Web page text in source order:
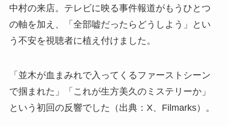
中村の来店。テレビに映る事件報道がもうひとつ
の軸を加え、「全部嘘だったらどうしよう」とい
う不安を視聴者に植え付けました。
「並木が血まみれで入ってくるファーストシーン
で掴まれた」「これが生方美久のミステリーか」
という初回の反響でした（出典：X、Filmarks）。